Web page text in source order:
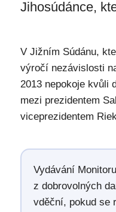
Jihosúdánce,
V Jižním Súdánu,
výročí nezávislosti
2013 nepokoje kvůli
mezi prezidentem
viceprezidentem
Vydávání
z dobrovolných
vděční, pokud se